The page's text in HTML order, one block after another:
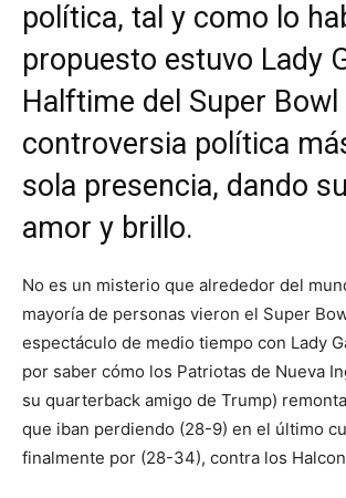
política, tal y como lo
propuesto estuvo Lady
Halftime del Super Bowl
controversia política
sola presencia, dando
amor y brillo.
No es un misterio que alrededor del
mayoría de personas vieron el Super
espectáculo de medio tiempo con Lady
por saber cómo los Patriotas de Nueva
su quarterback amigo de Trump)
que iban perdiendo (28-9) en el último
finalmente por (28-34), contra los